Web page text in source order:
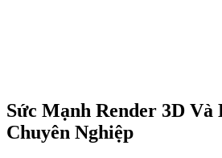
Sức Mạnh Render 3D Và
Chuyên Nghiệp